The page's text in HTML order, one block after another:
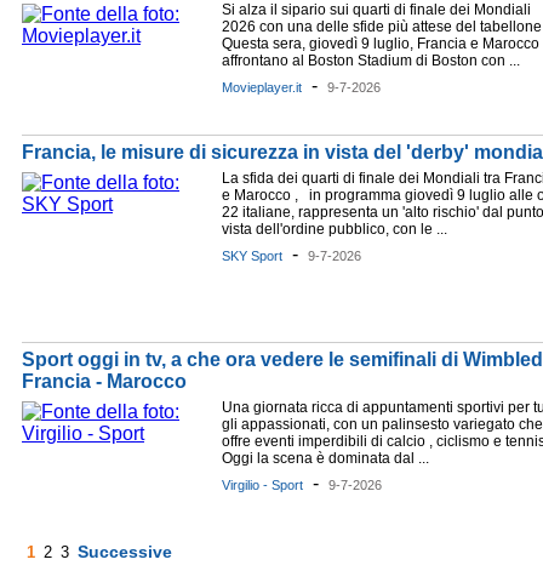
Si alza il sipario sui quarti di finale dei Mondiali
2026 con una delle sfide più attese del
Questa sera, giovedì 9 luglio, Francia e Marocco
affrontano al Boston Stadium di Boston con ...
Movieplayer.it - 9-7-2026
Francia, le misure di sicurezza in vista del 'derby'
La sfida dei quarti di finale dei Mondiali tra
e Marocco , in programma giovedì 9 luglio alle
22 italiane, rappresenta un 'alto rischio' dal
vista dell'ordine pubblico, con le ...
SKY Sport - 9-7-2026
Sport oggi in tv, a che ora vedere le semifinali di
Francia - Marocco
Una giornata ricca di appuntamenti sportivi per
gli appassionati, con un palinsesto variegato che
offre eventi imperdibili di calcio , ciclismo e
Oggi la scena è dominata dal ...
Virgilio - Sport - 9-7-2026
1 2 3 Successive